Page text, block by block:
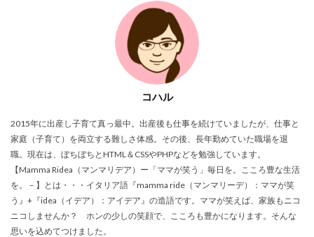
コハル
2015年に出産し子育て真っ最中。出産後も仕事を続けていましたが、仕事と
家庭（子育て）を両立する難しさ体感。その後、長年勤めていた職場を退
職。現在は、ぼちぼちとHTML＆CSSやPHPなどを勉強しています。
【Mamma Ridea（マンマリデア）ー「ママが笑う」毎日を。こころ豊な生活
を。－】とは・・・イタリア語『mamma ride（マンマリーデ）：ママが笑
う』+『idea（イデア）：アイデア』の造語です。ママが笑えば、家族もニコ
ニコしませんか？ ホンの少しの笑顔で、こころも豊かになります。そんな
思いを込めてつけました。